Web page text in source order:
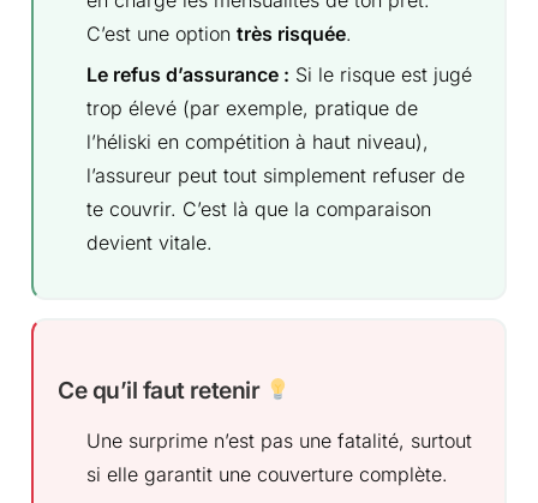
C’est une optiontrès risquée.
Le refus d’assurance : Si le risque est jugé
trop élevé (par exemple, pratique de
l’héliski en compétition à haut niveau),
l’assureur peut tout simplement refuser de
te couvrir. C’est là que la comparaison
devient vitale.
Ce qu’il faut retenir
Une surprime n’est pas une fatalité, surtout
si elle garantit une couverture complète.